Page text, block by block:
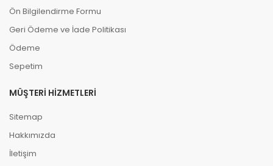
Ön Bilgilendirme Formu
Geri Ödeme ve İade Politikası
Ödeme
Sepetim
MÜŞTERI HIZMETLERI
Sitemap
Hakkımızda
İletişim